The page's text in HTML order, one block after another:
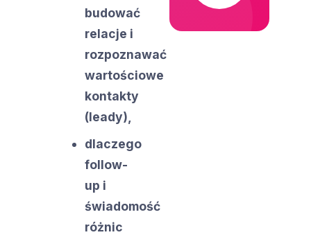
budować
relacje i
rozpoznawać
wartościowe
kontakty
(leady),
dlaczego
follow-
up i
świadomość
różnic